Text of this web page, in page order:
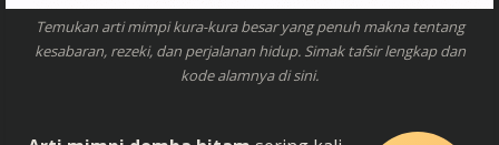
Temukan arti mimpi kura-kura besar yang penuh makna tentang
kesabaran, rezeki, dan perjalanan hidup. Simak tafsir lengkap dan
kode alamnya di sini.